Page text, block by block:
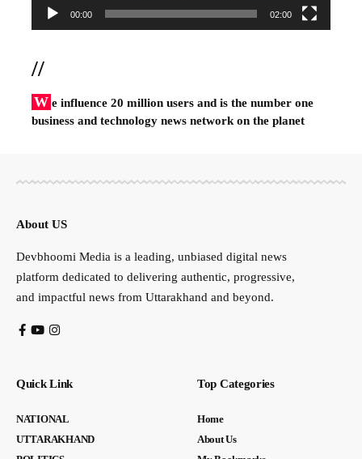
00:00 02:00
//
W e influence 20 million users and is the number one
business and technology news network on the planet
About US
Devbhoomi Media is a leading, unbiased digital news
platform dedicated to delivering authentic, progressive,
and impactful news from Uttarakhand and beyond.
Quick Link
NATIONAL
UTTARAKHAND
Top Categories
Home
About Us